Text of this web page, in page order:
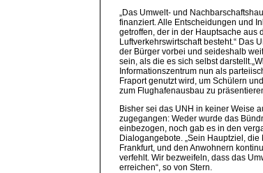
„Das Umwelt- und
finanziert. Alle Entscheidungen und
getroffen, der in der Hauptsache aus
Luftverkehrswirtschaft besteht.“ Das
der Bürger vorbei und seideshalb
sein, als die es sich selbst
Informationszentrum nun als
Fraport genutzt wird, um Schülern
zum Flughafenausbau zu
Bisher sei das UNH in keiner Weise
zugegangen: Weder wurde das
einbezogen, noch gab es in den
Dialogangebote. „Sein Hauptziel,
Frankfurt, und den Anwohnern
verfehlt. Wir bezweifeln, dass das
erreichen“, so von Stern.